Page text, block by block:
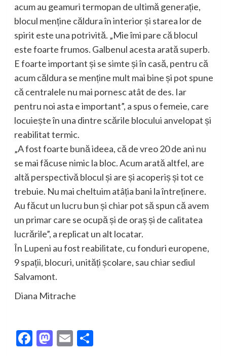
acum au geamuri termopan de ultimă generație,
blocul menține căldura în interior și starea lor de
spirit este una potrivită. „Mie îmi pare că blocul
este foarte frumos. Galbenul acesta arată superb.
E foarte important și se simte și în casă, pentru că
acum căldura se menține mult mai bine și pot spune
că centralele nu mai pornesc atât de des. Iar
pentru noi asta e important”, a spus o femeie, care
locuiește în una dintre scările blocului anvelopat și
reabilitat termic.
„A fost foarte bună ideea, că de vreo 20 de ani nu
se mai făcuse nimic la bloc. Acum arată altfel, are
altă perspectivă blocul și are și acoperiș și tot ce
trebuie. Nu mai cheltuim atâția bani la întreținere.
Au făcut un lucru bun și chiar pot să spun că avem
un primar care se ocupă și de oraș și de calitatea
lucrările”, a replicat un alt locatar.
În Lupeni au fost reabilitate, cu fonduri europene,
9 spații, blocuri, unități școlare, sau chiar sediul
Salvamont.
Diana Mitrache
Facebook
Mastodon
EmailPartajează